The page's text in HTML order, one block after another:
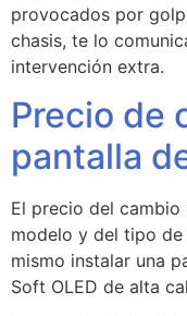
provocados por
chasis, te lo
intervención extra.
Precio de
pantalla
El precio del cambio
modelo y del tipo de
mismo instalar una
Soft OLED de alta